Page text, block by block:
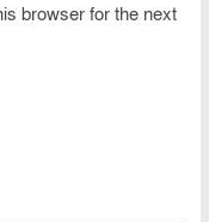
browser for the next